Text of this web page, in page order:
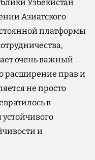
Узбекистан
Азиатского
платформы
очень важный
расширение прав и
не просто
в
и